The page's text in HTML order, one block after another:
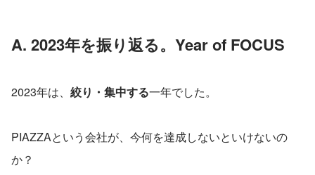
A. 2023年を振り返る。Year of FOCUS
2023年は、 絞り・集中する一年でした。
PIAZZAという会社が、今何を達成しないといけないの
か？